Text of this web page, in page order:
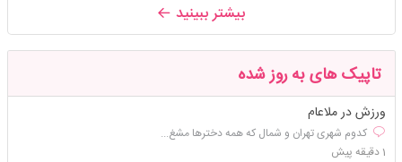
بیشتر ببینید
تاپیک های به روز شده
ورزش در ملاعام
کدوم شهری تهران و شمال که همه دخترها مشغ...
1 دقیقه پیش